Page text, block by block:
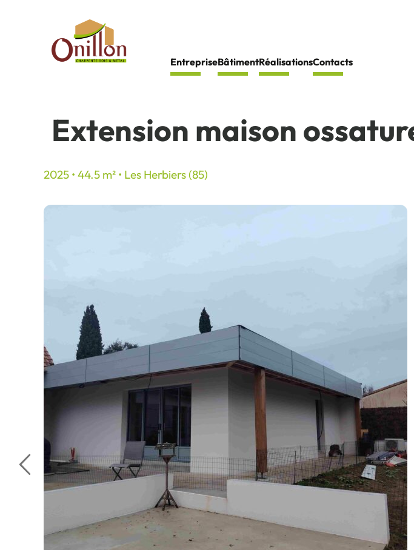
EntrepriseBâtimentRéalisationsContacts
Extension maison
2025 • 44.5 m² • Les Herbiers (85)